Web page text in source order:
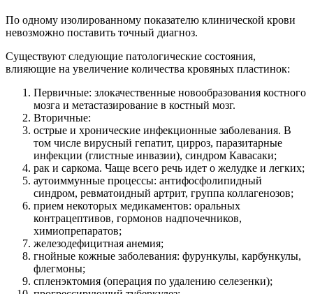
По одному изолированному показателю клинической крови
невозможно поставить точный диагноз.
Существуют следующие патологические состояния,
влияющие на увеличение количества кровяных пластинок:
Первичные: злокачественные новообразования костного
мозга и метастазирование в костный мозг.
Вторичные:
острые и хронические инфекционные заболевания. В
том числе вирусный гепатит, цирроз, паразитарные
инфекции (глистные инвазии), синдром Кавасаки;
рак и саркома. Чаще всего речь идет о желудке и легких;
аутоиммунные процессы: антифосфолипидный
синдром, ревматоидный артрит, группа коллагенозов;
прием некоторых медикаментов: оральных
контрацептивов, гормонов надпочечников,
химиопрепаратов;
железодефицитная анемия;
гнойные кожные заболевания: фурункулы, карбункулы,
флегмоны;
спленэктомия (операция по удалению селезенки);